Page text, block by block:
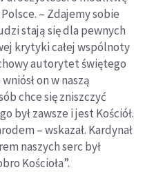
– Zdajemy sobie
stają się dla pewnych
krytyki całej wspólnoty
autorytet świętego
on w naszą
chce się zniszczyć
był zawsze i jest Kościół.
– wskazał. Kardynał
naszych serc był
Kościoła”.